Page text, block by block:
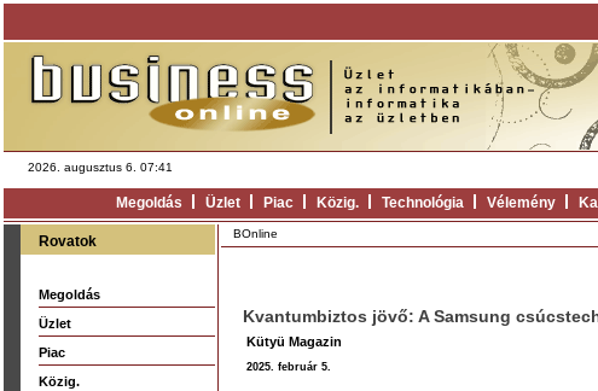
2026. augusztus 6. 07:41
Megoldás Üzlet Piac Közig. Technológia Vélemény
Rovatok
Megoldás
Üzlet
Piac
Közig.
BOnline
Kvantumbiztos jövő: A Samsung
Kütyü Magazin
2025. február 5.